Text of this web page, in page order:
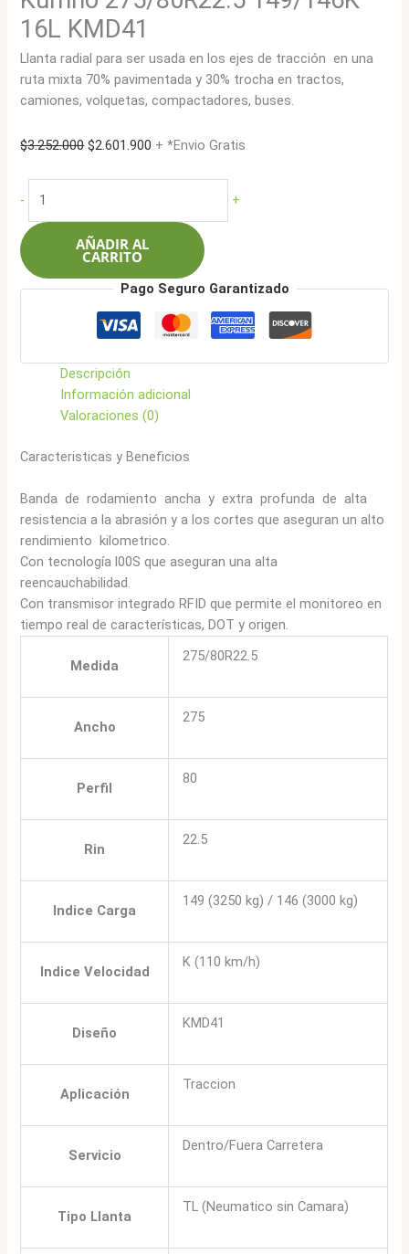
16L KMD41
Llanta radial para ser usada en los ejes de tracción en una
ruta mixta 70% pavimentada y 30% trocha en tractos,
camiones, volquetas, compactadores, buses.
$3.252.000El
$2.601.900 El
$2.601.900.
+ *Envio Gratis
-
275/80R22.5
149/146K
KMD41
cantidad
+
AÑADIR AL
CARRITO
Pago Seguro Garantizado
Descripción
Información adicional
Valoraciones (0)
Caracteristicas y Beneficios
Banda de rodamiento ancha y extra profunda de alta
resistencia a la abrasión y a los cortes que aseguran un alto
rendimiento kilometrico.
Con tecnología l00S que aseguran una alta
reencauchabilidad.
Con transmisor integrado RFID que permite el monitoreo en
tiempo real de características, DOT y origen.
Medida
275/80R22.5
Ancho
275
Perfil
80
Rin
22.5
Indice Carga
149 (3250 kg) / 146 (3000 kg)
Indice Velocidad
K (110 km/h)
Diseño
KMD41
Aplicación
Traccion
Servicio
Dentro/Fuera Carretera
Tipo Llanta
TL (Neumatico sin Camara)